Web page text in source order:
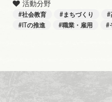
活動分野
社会教育 まちづくり
ITの推進
職業・雇用